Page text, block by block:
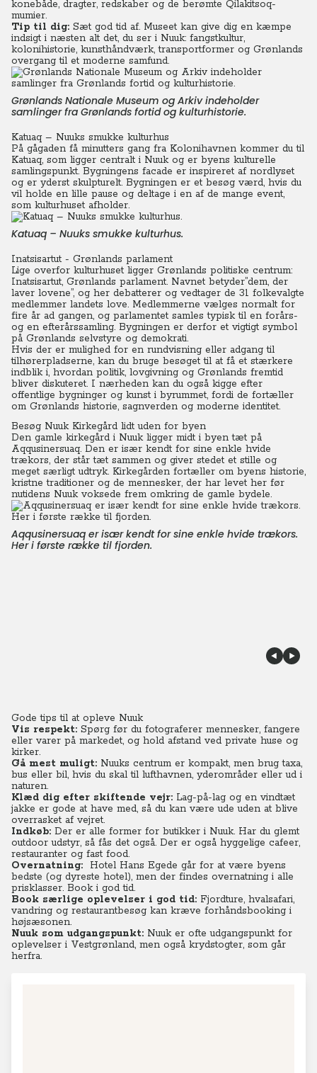
konebåde, dragter, redskaber og de berømte Qilakitsoq-
mumier.
Tip til dig: Sæt god tid af. Museet kan give dig en kæmpe
indsigt i næsten alt det, du ser i Nuuk: fangstkultur,
kolonihistorie, kunsthåndværk, transportformer og Grønlands
overgang til et moderne samfund.
Grønlands Nationale Museum og Arkiv indeholder
samlinger fra Grønlands fortid og kulturhistorie.
Katuaq – Nuuks smukke kulturhus
På gågaden få minutters gang fra Kolonihavnen kommer du til
Katuaq, som ligger centralt i Nuuk og er byens kulturelle
samlingspunkt. Bygningens facade er inspireret af nordlyset
og er yderst skulpturelt. Bygningen er et besøg værd, hvis du
vil holde en lille pause og deltage i en af de mange event,
som kulturhuset afholder.
Katuaq – Nuuks smukke kulturhus.
Inatsisartut - Grønlands parlament
Lige overfor kulturhuset ligger Grønlands politiske centrum:
Inatsisartut, Grønlands parlament. Navnet betyder”dem, der
laver lovene”, og her debatterer og vedtager de 31 folkevalgte
medlemmer landets love. Medlemmerne vælges normalt for
fire år ad gangen, og parlamentet samles typisk til en forårs-
og en efterårssamling. Bygningen er derfor et vigtigt symbol
på Grønlands selvstyre og demokrati.
Hvis der er mulighed for en rundvisning eller adgang til
tilhørerpladserne, kan du bruge besøget til at få et stærkere
indblik i, hvordan politik, lovgivning og Grønlands fremtid
bliver diskuteret. I nærheden kan du også kigge efter
offentlige bygninger og kunst i byrummet, fordi de fortæller
om Grønlands historie, sagnverden og moderne identitet.
Besøg Nuuk Kirkegård lidt uden for byen
Den gamle kirkegård i Nuuk ligger midt i byen tæt på
Aqqusinersuaq. Den er især kendt for sine enkle hvide
trækors, der står tæt sammen og giver stedet et stille og
meget særligt udtryk. Kirkegården fortæller om byens historie,
kristne traditioner og de mennesker, der har levet her før
nutidens Nuuk voksede frem omkring de gamle bydele.
Aqqusinersuaq er især kendt for sine enkle hvide trækors.
Her i første række til fjorden.
Gode tips til at opleve Nuuk
Vis respekt: Spørg før du fotograferer mennesker, fangere
eller varer på markedet, og hold afstand ved private huse og
kirker.
Gå mest muligt: Nuuks centrum er kompakt, men brug taxa,
bus eller bil, hvis du skal til lufthavnen, yderområder eller ud i
naturen.
Klæd dig efter skiftende vejr: Lag-på-lag og en vindtæt
jakke er gode at have med, så du kan være ude uden at blive
overrasket af vejret.
Indkøb: Der er alle former for butikker i Nuuk. Har du glemt
outdoor udstyr, så fås det også. Der er også hyggelige cafeer,
restauranter og fast food.
Overnatning: Hotel Hans Egede går for at være byens
bedste (og dyreste hotel), men der findes overnatning i alle
prisklasser. Book i god tid.
Book særlige oplevelser i god tid: Fjordture, hvalsafari,
vandring og restaurantbesøg kan kræve forhåndsbooking i
højsæsonen.
Nuuk som udgangspunkt: Nuuk er ofte udgangspunkt for
oplevelser i Vestgrønland, men også krydstogter, som går
herfra.